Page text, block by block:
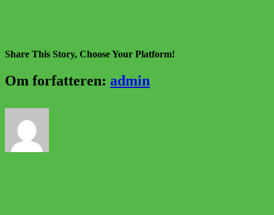
Share This Story, Choose Your Platform!
Om forfatteren: admin